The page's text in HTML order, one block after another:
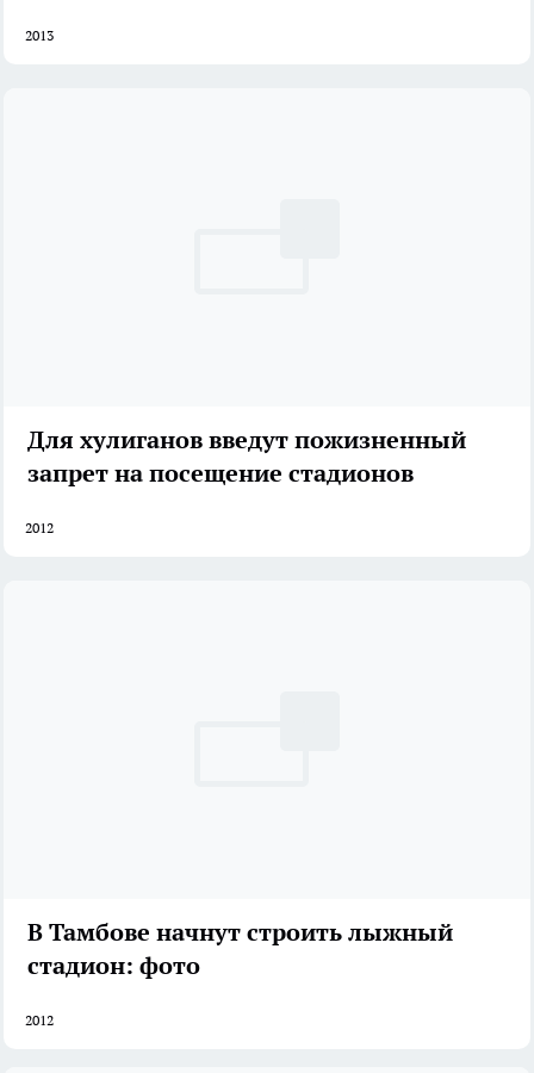
2013
Для хулиганов введут пожизненный
запрет на посещение стадионов
2012
В Тамбове начнут строить лыжный
стадион: фото
2012